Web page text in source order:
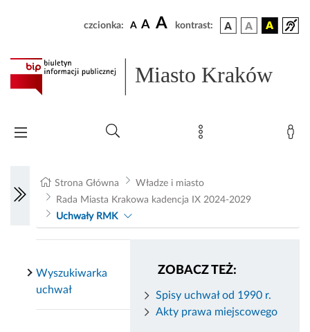
czcionka: A A A kontrast:
Miasto Kraków
Strona Główna
Władze i miasto
Rada Miasta Krakowa kadencja IX 2024-2029
Uchwały RMK
ZOBACZ TEŻ:
Spisy uchwał od 1990 r.
Akty prawa miejscowego
Wyszukiwarka
uchwał